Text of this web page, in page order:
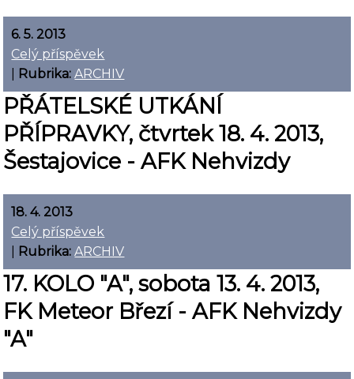
6. 5. 2013
Celý příspěvek
Rubrika: ARCHIV
PŘÁTELSKÉ UTKÁNÍ
PŘÍPRAVKY, čtvrtek 18. 4. 2013,
Šestajovice - AFK Nehvizdy
18. 4. 2013
Celý příspěvek
Rubrika: ARCHIV
17. KOLO "A", sobota 13. 4. 2013,
FK Meteor Březí - AFK Nehvizdy
"A"